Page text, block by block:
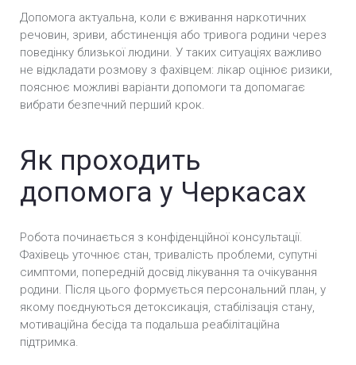
Реабілітація від наркоманії у Черкасах
Кодування від наркоманії у Черкасах
Амбулаторне лікування Наркоманії у Черкасах
Лікування залежності від мефедрону у
Черкасах
Допомога актуальна, коли є вживання наркотичних
речовин, зриви, абстиненція або тривога родини через
поведінку близької людини. У таких ситуаціях важливо
не відкладати розмову з фахівцем: лікар оцінює ризики,
пояснює можливі варіанти допомоги та допомагає
вибрати безпечний перший крок.
Як проходить
допомога у Черкасах
Робота починається з конфіденційної консультації.
Фахівець уточнює стан, тривалість проблеми, супутні
симптоми, попередній досвід лікування та очікування
родини. Після цього формується персональний план, у
якому поєднуються детоксикація, стабілізація стану,
мотиваційна бесіда та подальша реабілітаційна
підтримка.